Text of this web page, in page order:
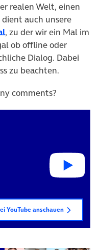
realen Welt, einen
auch unsere
(öffnet in neuem Tab)
, zu der wir ein Mal im
ob offline oder
Dialog. Dabei
zu beachten.
comments?
YouTube anschauen